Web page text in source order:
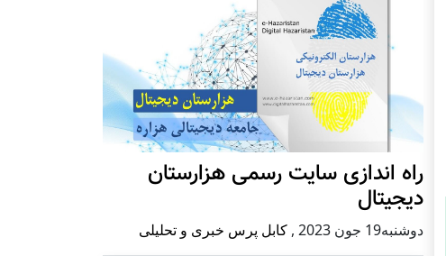
راه اندازی سایت رسمی هزارستان
دیجیتال
دوشنبه19 جون 2023 , کابل پرس خبری و تحلیلی